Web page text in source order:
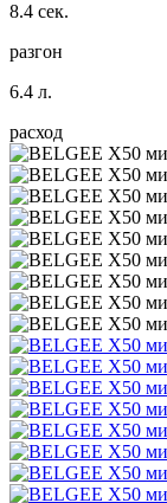
8.4 сек.
разгон
6.4 л.
расход